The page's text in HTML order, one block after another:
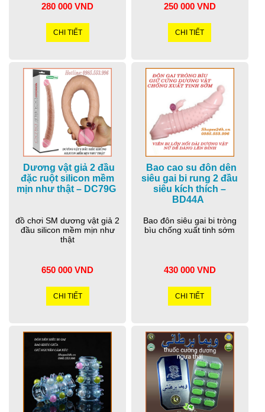
280 000 VND
CHI TIẾT
250 000 VND
CHI TIẾT
Dương vật giả 2 đầu
đặc ruột silicon mềm
mịn như thật – DC79G
đồ chơi SM dương vật giả 2
đầu silicon mềm mịn như
thật
650 000 VND
CHI TIẾT
Bao cao su đôn dên
siêu gai bi rung 2 đầu
siêu kích thích –
BD44A
Bao đôn siêu gai bi tròng
bìu chống xuất tinh sớm
430 000 VND
CHI TIẾT